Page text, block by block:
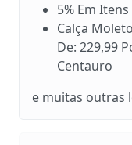
5% Em
Calça
De: 229,99
Centauro
e muitas outras